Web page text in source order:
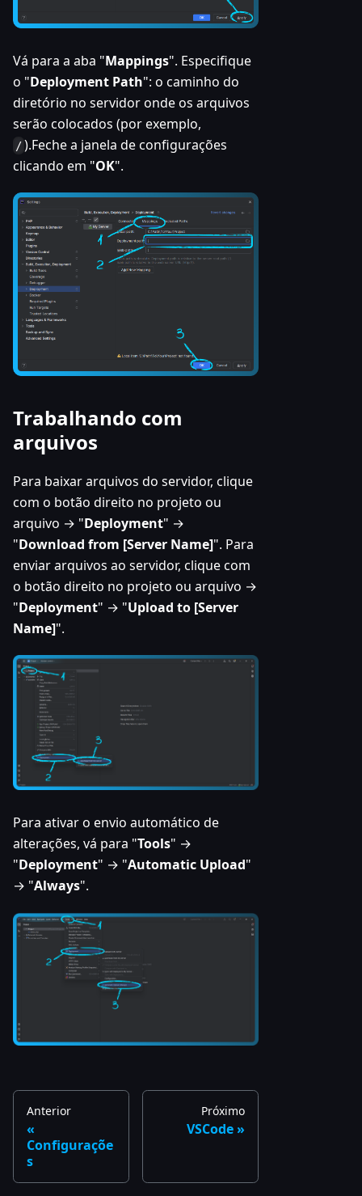
Vá para a aba "Mappings". Especifique
o "Deployment Path": o caminho do
diretório no servidor onde os arquivos
serão colocados (por exemplo,
/ ).Feche a janela de configurações
clicando em "OK".
Trabalhando com
arquivos
Para baixar arquivos do servidor, clique
com o botão direito no projeto ou
arquivo → "Deployment" →
"Download from [Server Name]". Para
enviar arquivos ao servidor, clique com
o botão direito no projeto ou arquivo →
"Deployment" → "Upload to [Server
Name]".
Para ativar o envio automático de
alterações, vá para "Tools" →
"Deployment" → "Automatic Upload"
→ "Always".
Anterior
Configuraçõe
s
Próximo
VSCode